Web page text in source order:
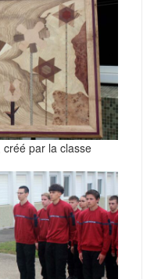
par la classe